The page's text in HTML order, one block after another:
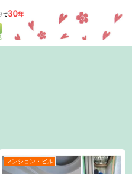
マンション・ビル